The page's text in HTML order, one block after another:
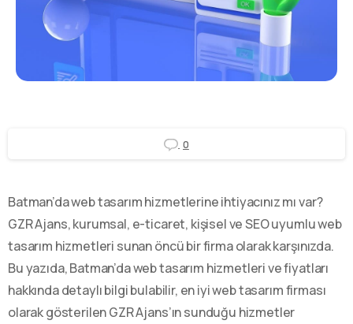
0
Batman’da web tasarım hizmetlerine ihtiyacınız mı var?
GZR Ajans, kurumsal, e-ticaret, kişisel ve SEO uyumlu web
tasarım hizmetleri sunan öncü bir firma olarak karşınızda.
Bu yazıda, Batman’da web tasarım hizmetleri ve fiyatları
hakkında detaylı bilgi bulabilir, en iyi web tasarım firması
olarak gösterilen GZR Ajans’ın sunduğu hizmetler